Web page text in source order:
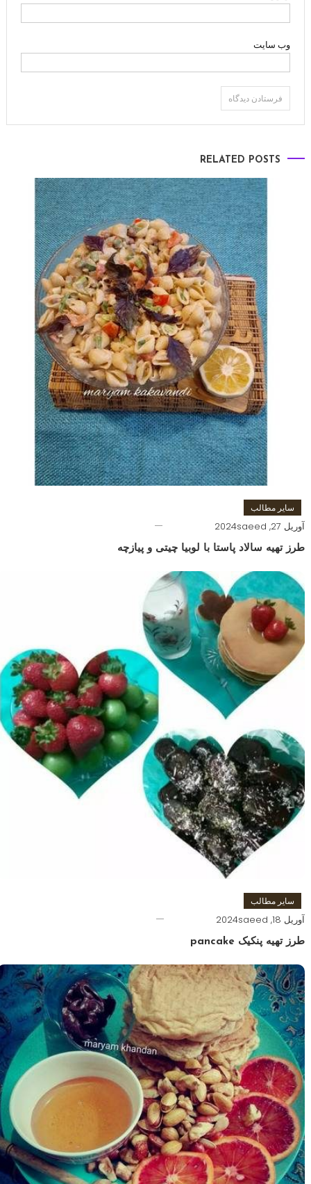
وب‌ سایت
RELATED POSTS
سایر مطالب
آوریل 27, 2024 saeed
طرز تهیه سالاد پاستا با لوبیا چیتی و پیازچه
سایر مطالب
آوریل 18, 2024 saeed
طرز تهیه پنکیک pancake